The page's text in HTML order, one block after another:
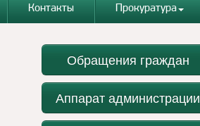
Контакты Прокуратура
Обращения граждан
Аппарат администрации